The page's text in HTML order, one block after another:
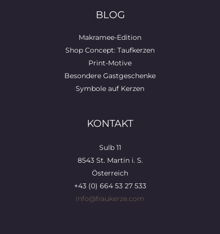
BLOG
Makramee-Edition
Shop Concept: Taufkerzen
Print-Motive
Besondere Gastgeschenke
Symbole auf Kerzen
KONTAKT
Sulb 11
8543 St. Martin i. S.
Österreich
+43 (0) 664 53 27 533
info@fraukerze.com